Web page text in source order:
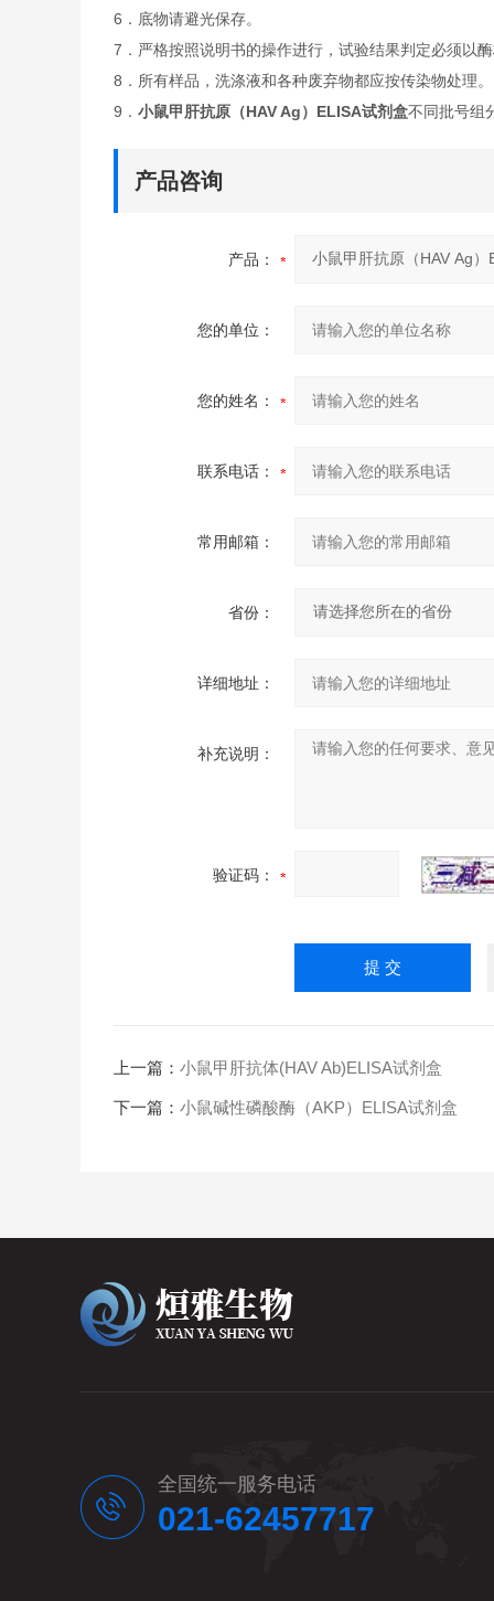
6．底物请避光保存。
7．严格按照说明书的操作进行，试验结果判定必须以
8．所有样品，洗涤液和各种废弃物都应按传染物处理。
9． 小鼠甲肝抗原（HAV Ag）ELISA试剂盒不同批号组
产品咨询
产品：
您的单位：
您的姓名：
联系电话：
常用邮箱：
省份：
详细地址：
补充说明：
验证码：
上一篇： 小鼠甲肝抗体(HAV Ab)ELISA试剂盒
下一篇： 小鼠碱性磷酸酶（AKP）ELISA试剂盒
全国统一服务电话
021-62457717